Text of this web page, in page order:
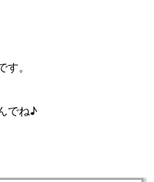
す。
でね♪